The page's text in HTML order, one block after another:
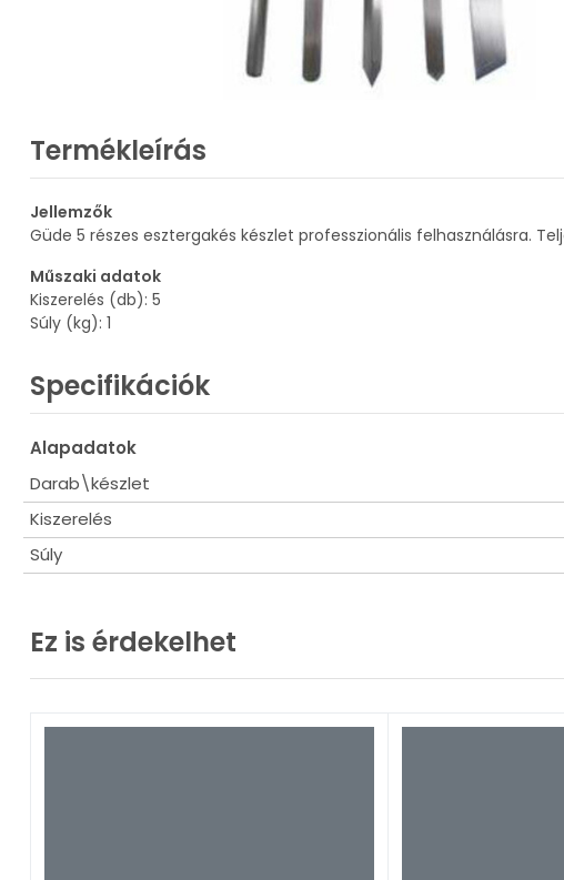
Termékleírás
Jellemzők
Güde 5 részes esztergakés készlet professzionális felhasználásra.
Műszaki adatok
Kiszerelés (db): 5
Súly (kg): 1
Specifikációk
Alapadatok
Darab\készlet
Kiszerelés
Súly
Ez is érdekelhet